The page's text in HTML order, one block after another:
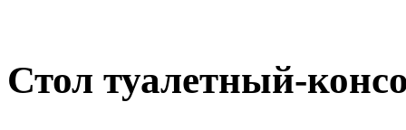
Стол туалетный-